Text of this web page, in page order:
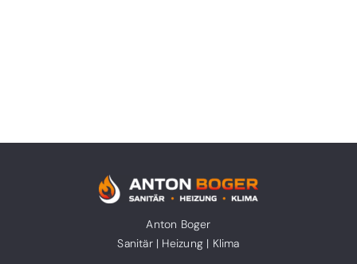
Anton Boger
Sanitär | Heizung | Klima